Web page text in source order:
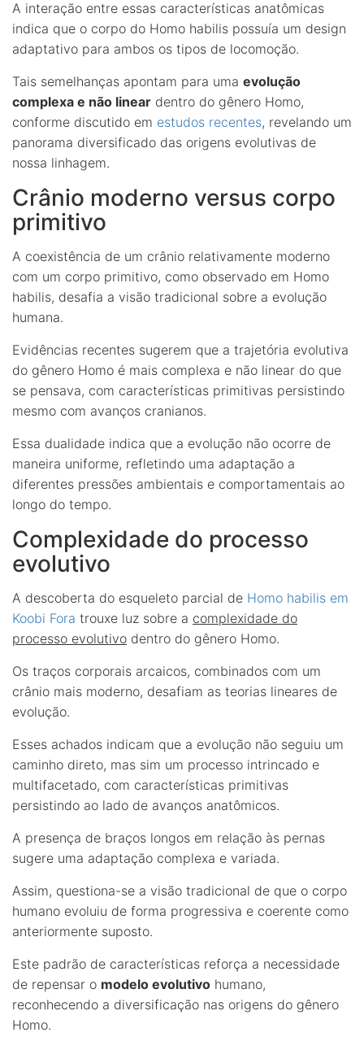
A interação entre essas características anatômicas
indica que o corpo do Homo habilis possuía um design
adaptativo para ambos os tipos de locomoção.
Tais semelhanças apontam para uma evolução
complexa e não linear dentro do gênero Homo,
conforme discutido em estudos recentes, revelando um
panorama diversificado das origens evolutivas de
nossa linhagem.
Crânio moderno versus corpo
primitivo
A coexistência de um crânio relativamente moderno
com um corpo primitivo, como observado em Homo
habilis, desafia a visão tradicional sobre a evolução
humana.
Evidências recentes sugerem que a trajetória evolutiva
do gênero Homo é mais complexa e não linear do que
se pensava, com características primitivas persistindo
mesmo com avanços cranianos.
Essa dualidade indica que a evolução não ocorre de
maneira uniforme, refletindo uma adaptação a
diferentes pressões ambientais e comportamentais ao
longo do tempo.
Complexidade do processo
evolutivo
A descoberta do esqueleto parcial de Homo habilis em
Koobi Fora trouxe luz sobre a complexidade do
processo evolutivo dentro do gênero Homo.
Os traços corporais arcaicos, combinados com um
crânio mais moderno, desafiam as teorias lineares de
evolução.
Esses achados indicam que a evolução não seguiu um
caminho direto, mas sim um processo intrincado e
multifacetado, com características primitivas
persistindo ao lado de avanços anatômicos.
A presença de braços longos em relação às pernas
sugere uma adaptação complexa e variada.
Assim, questiona-se a visão tradicional de que o corpo
humano evoluiu de forma progressiva e coerente como
anteriormente suposto.
Este padrão de características reforça a necessidade
de repensar o modelo evolutivo humano,
reconhecendo a diversificação nas origens do gênero
Homo.